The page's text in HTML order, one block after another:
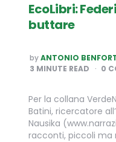
EcoLibri:
buttare
POSTED
BY
byANTONIO
3 MINUTE READ 0
Per la collana
Batini, ricercatore
Nausika
racconti, piccoli